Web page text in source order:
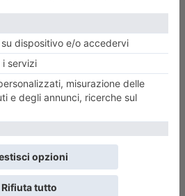
SUCCESSIVO
la cena con la
i giornalisti
fanno vedere